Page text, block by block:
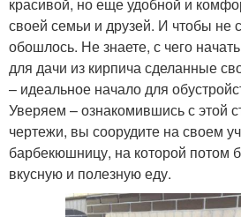
своей семьи и друзей. И чтобы не
обошлось. Не знаете, с чего
для дачи из кирпича сделанные
– идеальное начало для
Уверяем – ознакомившись с этой
чертежи, вы соорудите на своем
барбекюшницу, на которой потом
вкусную и полезную еду.